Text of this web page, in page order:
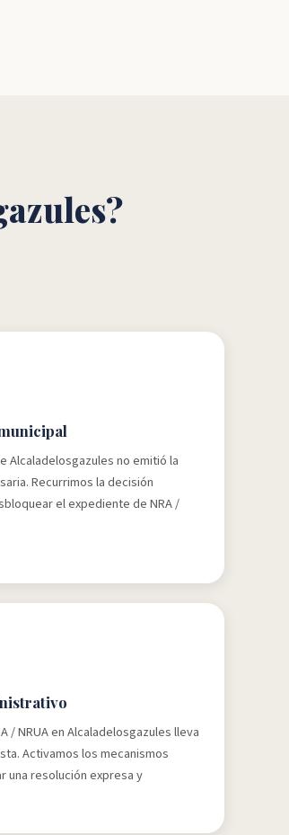
Alcaladelosgazules no emitió la
Recurrimos la decisión
el expediente de NRA /
/ NRUA en Alcaladelosgazules lleva
Activamos los mecanismos
una resolución expresa y